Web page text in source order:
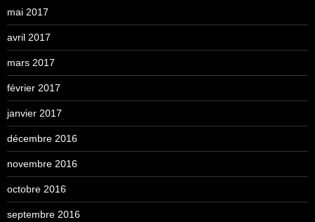
mai 2017
avril 2017
mars 2017
février 2017
janvier 2017
décembre 2016
novembre 2016
octobre 2016
septembre 2016